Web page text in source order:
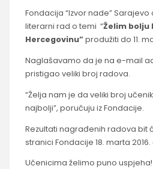
Fondacija “Izvor nade” Sarajevo
literarni rad o temi “Želim bolju
Hercegovinu”produžiti do 11.
Naglašavamo da je na e-mail
pristigao veliki broj radova.
“Želja nam je da veliki broj
najbolji”, poručuju iz Fondacije.
Rezultati nagrađenih radova bit
stranici Fondacije 18. marta
Učenicima želimo puno uspjeha!